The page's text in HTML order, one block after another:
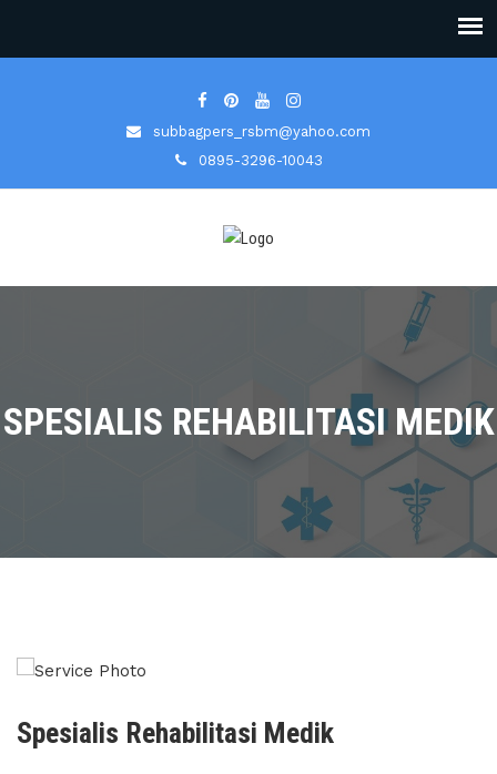
subbagpers_rsbm@yahoo.com
0895-3296-10043
SPESIALIS REHABILITASI MEDIK
Spesialis Rehabilitasi Medik